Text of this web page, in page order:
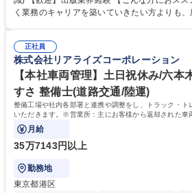
理、提示支払業務、問い合わせ対応など。 社
す。 募集職種 【東京/総務・経理・人事】老舗出版社の管理部スタッフ/年
休124日/未経験歓迎
く業務のキャリアを築いていきたい方よりも
正社員
株式会社リアライズコーポレーション
【本社車両管理】土日祝休み/六本
すさ 整備士(道路交通/陸運)
整備工場や社内各部署と連携や調整をし、トラック・ト
いただきます。※営業所：主にお客様から返却された車
のお客様にお貸し出しするための拠点
月給
35万7143円以上
勤務地
東京都港区